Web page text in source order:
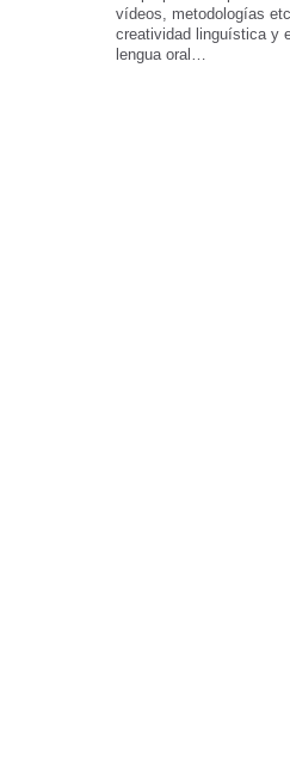
vídeos, metodologías
creatividad linguística y
lengua oral…